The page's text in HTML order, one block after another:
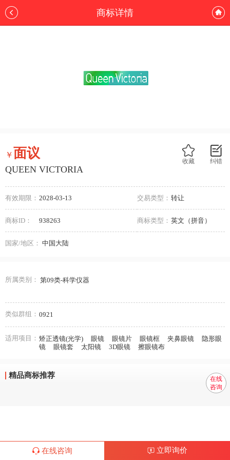
商标详情
纠错
收藏
￥面议
QUEEN VICTORIA
有效期限： 2028-03-13 交易类型： 转让
商标ID： 938263 商标类型： 英文（拼音）
国家/地区： 中国大陆
所属类别： 第09类-科学仪器
类似群组： 0921
适用项目： 矫正透镜(光学) 眼镜 眼镜片 眼镜框 夹鼻眼镜
隐形眼
镜
眼镜套 太阳镜 3D眼镜 擦眼镜布
精品商标推荐
在线咨询 立即询价
在线
咨询